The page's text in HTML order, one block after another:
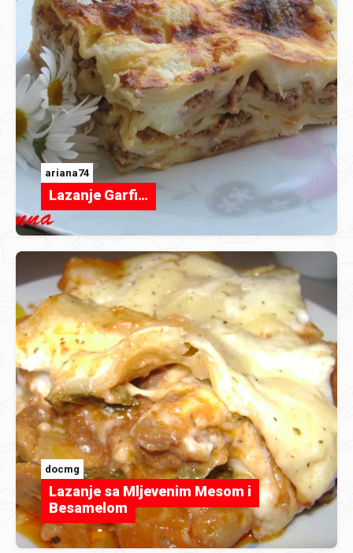
ariana74
Lazanje Garfi…
docmg
Lazanje sa Mljevenim Mesom i
Besamelom